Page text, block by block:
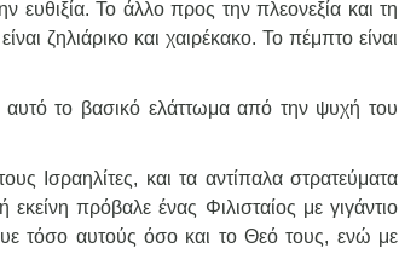
ευθιξία. Το άλλο προς την πλεονεξία και τη
ζηλιάρικο και χαιρέκακο. Το πέμπτο είναι
το βασικό ελάττωμα από την ψυχή του
Ισραηλίτες, και τα αντίπαλα στρατεύματα
πρόβαλε ένας Φιλισταίος με γιγάντιο
τόσο αυτούς όσο και το Θεό τους, ενώ με